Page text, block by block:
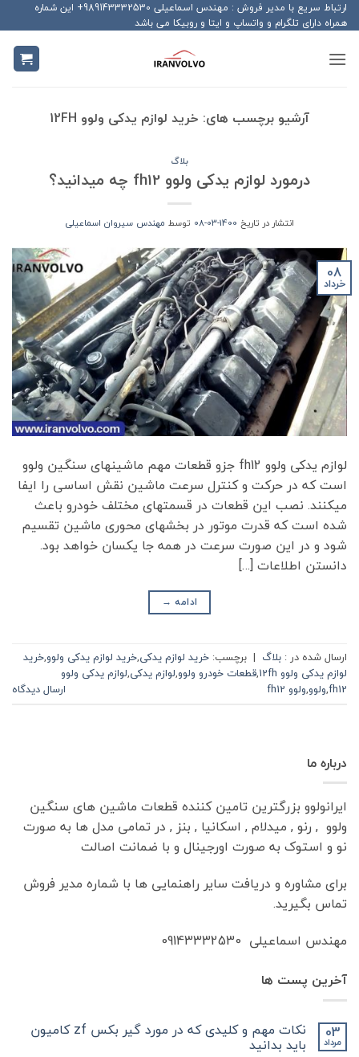
Skip
to
content
ارتباط سریع با مدیر فروش : مهندس اسماعیلی 989143332530+ این شماره
همراه دارای تلگرام و واتساپ و ایتا و روبیکا می باشد
آرشیو برچسب های: خرید لوازم یدکی ولوو 12FH
بلاگ
درمورد لوازم یدکی ولوو fh12 چه می­دانید؟
انتشار در تاریخ 1400-03-08 توسط مهندس سیروان اسماعیلی
08
خرداد
لوازم یدکی ولوو fh12 جزو قطعات مهم ماشین­های سنگین ولوو
است که در حرکت و کنترل سرعت ماشین نقش اساسی را ایفا
می­کنند. نصب این قطعات در قسمت­های مختلف خودرو باعث
شده است که قدرت موتور در بخش­های محوری ماشین تقسیم
شود و در این صورت سرعت در همه جا یکسان خواهد بود.
دانستن اطلاعات […]
ادامه →
ارسال شده در : بلاگ | برچسب: خرید لوازم یدکی,خرید لوازم یدکی ولوو,خرید
لوازم یدکی ولوو 12fh
,قطعات خودرو ولوو,لوازم یدکی,لوازم یدکی ولوو
fh12
,ولوو,ولوو fh12 ارسال دیدگاه
درباره ما
ایرانولوو بزرگترین تامین کننده قطعات ماشین های سنگین
ولوو , رنو , میدلام , اسکانیا , بنز , در تمامی مدل ها به صورت
نو و استوک به صورت اورجینال و با ضمانت اصالت
برای مشاوره و دریافت سایر راهنمایی ها با شماره مدیر فروش
تماس بگیرید.
مهندس اسماعیلی 09143332530
آخرین پست ها
03
مرداد
نکات مهم و کلیدی که در مورد گیر بکس zf کامیون
باید بدانید